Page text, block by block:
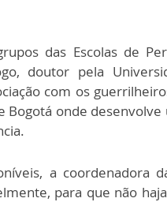
das Escolas de
doutor pela
com os
Bogotá onde
a coordenadora
para que não